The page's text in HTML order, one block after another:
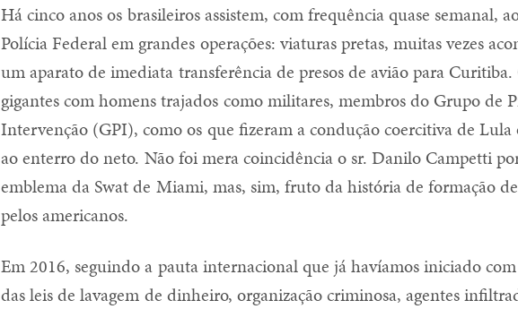
Há cinco anos os brasileiros assistem, com frequência quase semanal,
Polícia Federal em grandes operações: viaturas pretas, muitas vezes
um aparato de imediata transferência de presos de avião para Curitiba.
gigantes com homens trajados como militares, membros do Grupo de
Intervenção (GPI), como os que fizeram a condução coercitiva de
ao enterro do neto. Não foi mera coincidência o sr. Danilo Campetti
emblema da Swat de Miami, mas, sim, fruto da história de formação
pelos americanos.
Em 2016, seguindo a pauta internacional que já havíamos iniciado
das leis de lavagem de dinheiro, organização criminosa, agentes